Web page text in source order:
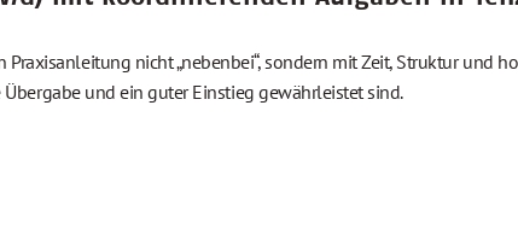
nicht „nebenbei“, sondern mit Zeit, Struktur und
und ein guter Einstieg gewährleistet sind.